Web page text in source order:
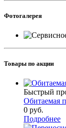
Фотогалерея
Товары по акции
Быстрый
Обитаемая
0 руб.
Подробнее